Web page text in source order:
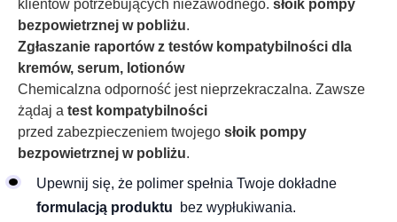
klientów potrzebujących niezawodnego. słoik pompy
bezpowietrznej w pobliżu.
Zgłaszanie raportów z testów kompatybilności dla
kremów, serum, lotionów
Chemicalzna odporność jest nieprzekraczalna. Zawsze
żądaj a test kompatybilności
przed zabezpieczeniem twojego słoik pompy
bezpowietrznej w pobliżu.
Upewnij się, że polimer spełnia Twoje dokładne
formulacją produktu
bez wypłukiwania.